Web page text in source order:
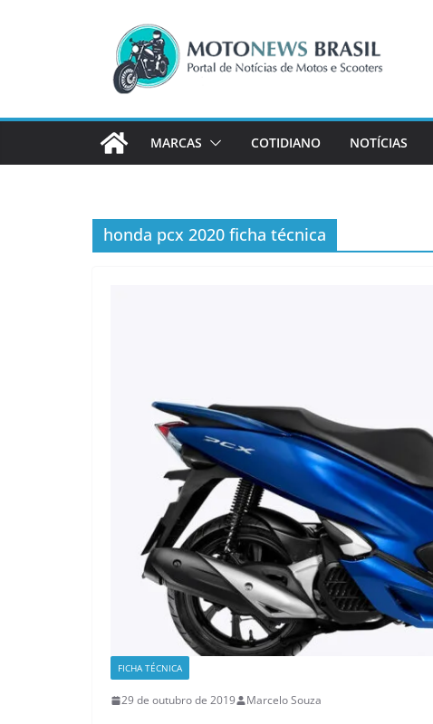
MARCAS COTIDIANO NOTÍCIAS
honda pcx 2020 ficha técnica
FICHA TÉCNICA
29 de outubro de 2019 Marcelo Souza